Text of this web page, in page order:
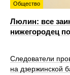
Общество
Люлин: все
нижегородец
Следователи
на дзержинской